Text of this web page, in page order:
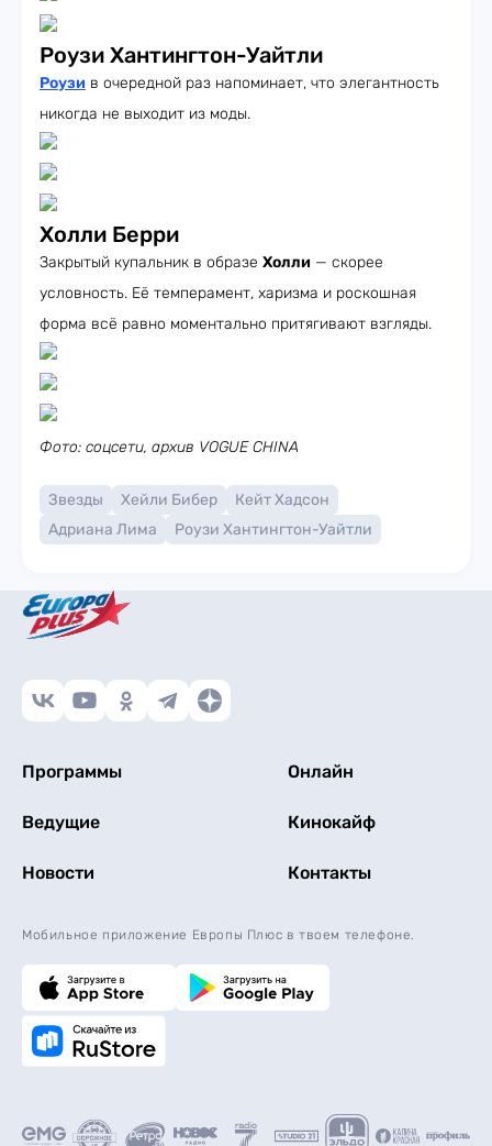
Роузи Хантингтон-Уайтли
Роузи в очередной раз напоминает, что элегантность
никогда не выходит из моды.
Холли Берри
Закрытый купальник в образе Холли — скорее
условность. Её темперамент, харизма и роскошная
форма всё равно моментально притягивают взгляды.
Фото: соцсети, архив VOGUE CHINA
Звезды Хейли Бибер
Кейт Хадсон
Адриана Лима
Роузи Хантингтон-Уайтли
Программы Онлайн
Ведущие Кинокайф
Новости Контакты
Мобильное приложение Европы Плюс в твоем телефоне.